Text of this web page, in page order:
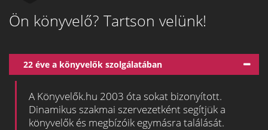
Ön könyvelő? Tartson velünk!
22 éve a könyvelők szolgálatában
A Könyvelők.hu 2003 óta sokat bizonyított.
Dinamikus szakmai szervezetként segítjük a
könyvelők és megbízóik egymásra találását.